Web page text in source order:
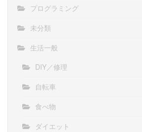
プログラミング
未分類
生活一般
DIY／修理
自転車
食べ物
ダイエット